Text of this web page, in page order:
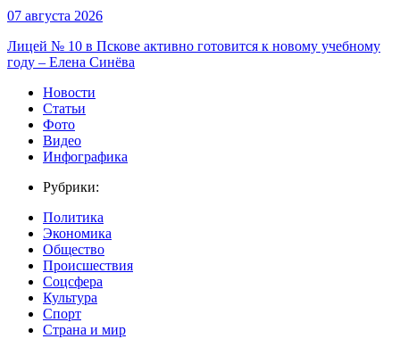
07 августа 2026
Лицей № 10 в Пскове активно готовится к новому учебному
году – Елена Синёва
Новости
Статьи
Фото
Видео
Инфографика
Рубрики:
Политика
Экономика
Общество
Происшествия
Соцсфера
Культура
Спорт
Страна и мир